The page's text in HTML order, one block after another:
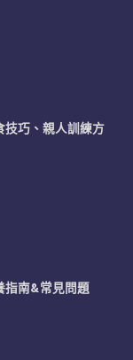
技巧、親人訓練方
指南&常見問題